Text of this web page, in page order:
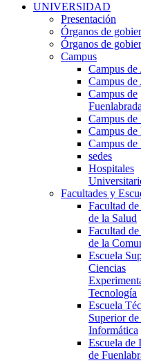
UNIVERSIDAD
Presentación
Órganos de
Órganos de
Campus
Campus
Campus
Campus de
Fuenlabrada
Campus de
Campus
Campus
sedes
Hospitales
Facultades y
Facultad
de la Salud
Facultad
de la
Escuela
Ciencias
Tecnología
Escuela
Superior
Informática
Escuela de
de